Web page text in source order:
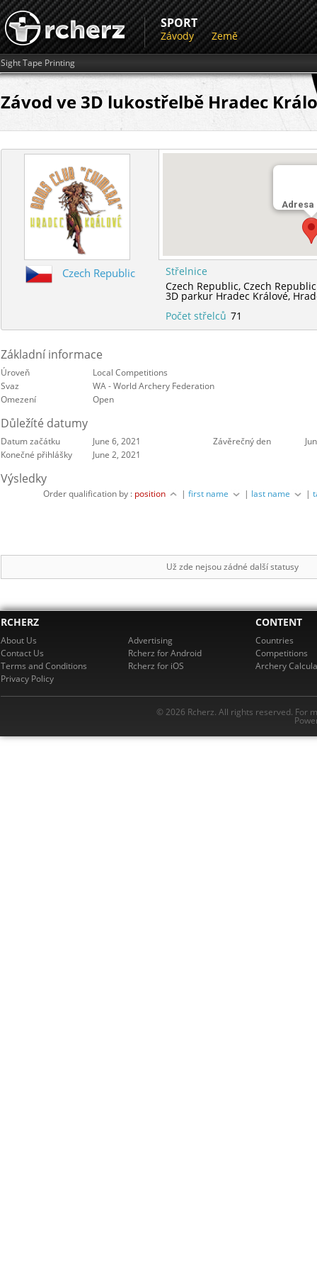
SPORT
Závody Země
Sight Tape Printing
Závod ve 3D lukostřelbě Hradec
Adresa
Czech Republic
Střelnice
Czech Republic,Czech Republic
3D parkur Hradec Králové,
Počet střelců 71
Základní informace
Úroveň
Local Competitions
Svaz
WA - World Archery Federation
Omezení
Open
Důležíté datumy
Datum začátku June 6, 2021 Závěrečný den
Konečné přihlášky
June 2, 2021
Výsledky
Order qualification by : position |first name | last name |
Už zde nejsou zádné další statusy
RCHERZ
About Us
Contact Us
Terms and Conditions
Privacy Policy
Advertising
Rcherz for Android
Rcherz for iOS
CONTENT
Countries
Competitions
Archery
© 2026 Rcherz. All rights reserved. For